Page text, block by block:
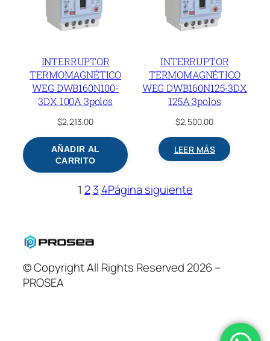
INTERRUPTOR
TERMOMAGNÉTICO
WEG DWB160N100-
3DX 100A 3polos
$2,213.00
AÑADIR AL
CARRITO
INTERRUPTOR
TERMOMAGNÉTICO
WEG DWB160N125-3DX
125A 3polos
$2,500.00
LEER MÁS
1 2 3 4Página siguiente
© Copyright All Rights Reserved 2026 –
PROSEA